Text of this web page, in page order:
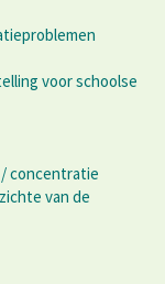
voor schoolse
concentratie
van de